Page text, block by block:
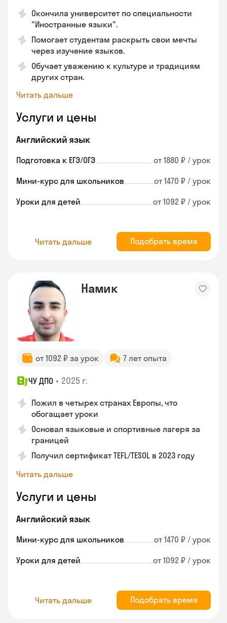
Окончила университет по специальности
"Иностранные языки".
Помогает студентам раскрыть свои мечты
через изучение языков.
Обучает уважению к культуре и традициям
других стран.
Читать дальше
Услуги и цены
Английский язык
Подготовка к ЕГЭ/ОГЭ от 1880 ₽ / урок
Мини-курс для школьников от 1470 ₽ / урок
Уроки для детей от 1092 ₽ / урок
Читать дальше Подобрать время
Намик
от 1092 ₽ за урок 7 лет опыта
ЧУ ДПО • 2025 г.
Пожил в четырех странах Европы, что
обогащает уроки
Основал языковые и спортивные лагеря за
границей
Получил сертификат TEFL/TESOL в 2023 году
Читать дальше
Услуги и цены
Английский язык
Мини-курс для школьников от 1470 ₽ / урок
Уроки для детей от 1092 ₽ / урок
Читать дальше Подобрать время